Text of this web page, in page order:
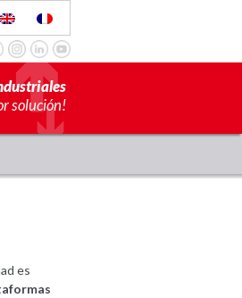
solución!
es